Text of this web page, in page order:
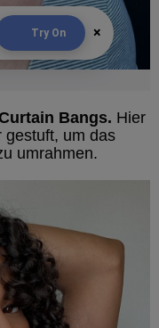
Try On ×
Bangs. Hier
gestuft, um das
umrahmen.